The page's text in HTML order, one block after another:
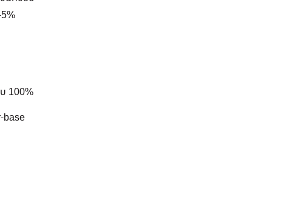
100%
base